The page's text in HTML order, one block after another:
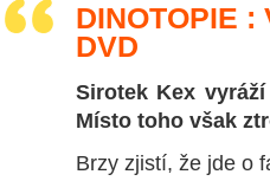
DINOTOPIE :
DVD
Sirotek Kex
Místo toho však
Brzy zjistí, že jde o